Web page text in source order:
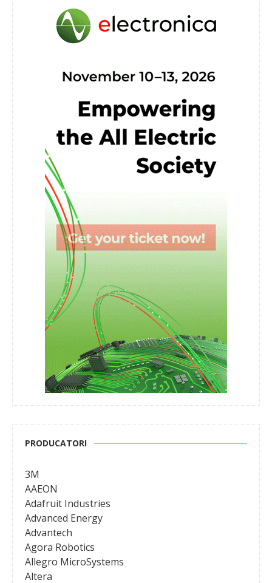
PRODUCATORI
3M
AAEON
Adafruit Industries
Advanced Energy
Advantech
Agora Robotics
Allegro MicroSystems
Altera